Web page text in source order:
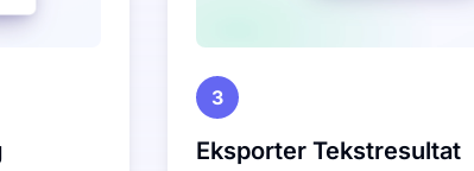
3
Eksporter Tekstresultat